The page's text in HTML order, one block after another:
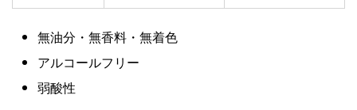
無油分・無香料・無着色
アルコールフリー
弱酸性